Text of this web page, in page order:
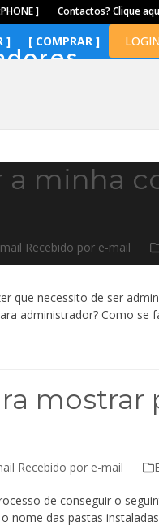
] Contactos? Clique
] [ COMPRAR ] LOGIN
a minha
Recebido por e-mail
que necessito de ser
administrador? Como se
mostrar
Recebido por e-mail
de conseguir o
nome das pastas